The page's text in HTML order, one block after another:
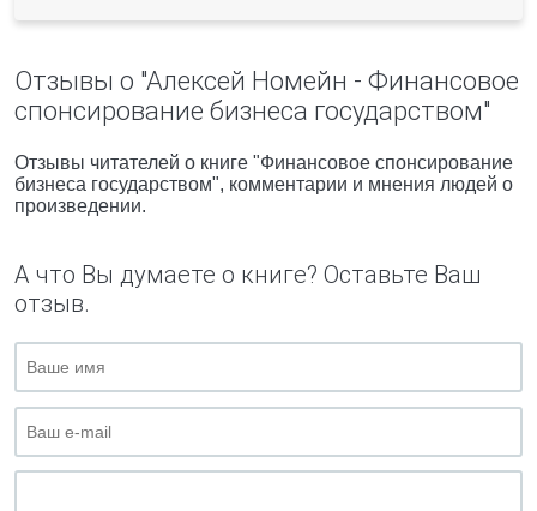
Отзывы о "Алексей Номейн - Финансовое
спонсирование бизнеса государством"
Отзывы читателей о книге "Финансовое спонсирование
бизнеса государством", комментарии и мнения людей о
произведении.
А что Вы думаете о книге? Оставьте Ваш
отзыв.